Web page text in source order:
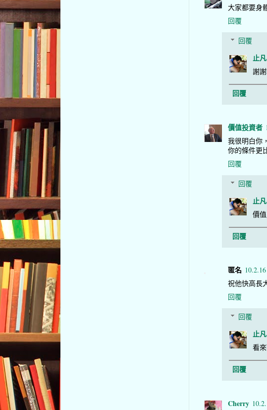
大家都要身
回覆
回覆
止凡
謝
回覆
價值投資者
我很明白你
你的條件更
回覆
回覆
止凡
價
回覆
匿名 10.2.16
祝他快高長
回覆
回覆
止凡
看
回覆
Cherry